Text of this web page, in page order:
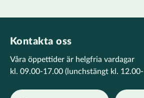
Kontakta oss
Våra öppettider är helgfria vardagar
kl. 09.00-17.00 (lunchstängt kl.